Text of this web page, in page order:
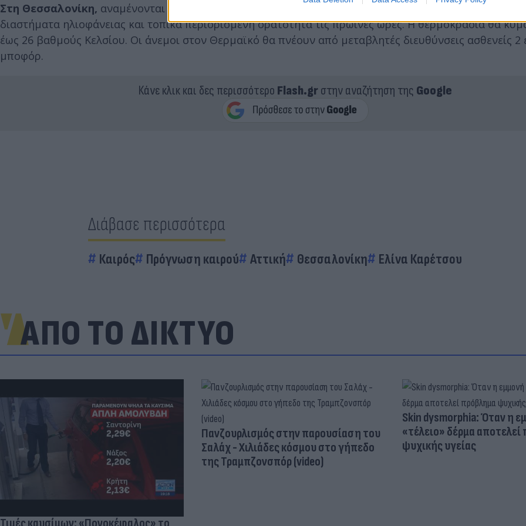
Στη Θεσσαλονίκη, αναμένονται λίγες τοπικές νεφώσεις πρόσκαιρα αυξημένες τις πρωινές ώρες, με
διαστήματα ηλιοφάνειας και τοπικά περιορισμένη ορατότητα τις πρωινές ώρες. Η θερμοκρασία θα
έως 26 βαθμούς Κελσίου. Οι άνεμοι στον Θερμαϊκό θα πνέουν από μεταβλητές διευθύνσεις ασθενείς 2
μποφόρ.
Κάνε κλικ και δες περισσότερο Flash.grστην αναζήτηση της Google
Διάβασε περισσότερα
Καιρός Πρόγνωση καιρού Αττική Θεσσαλονίκη Ελίνα Καρέτσου
ΑΠΟ ΤΟ ΔΙΚΤΥΟ
Πανζουρλισμός στην παρουσίαση του
Σαλάχ - Χιλιάδες κόσμου στο γήπεδο
της Τραμπζονσπόρ (video)
Skin dysmorphia: Όταν η
«τέλειο» δέρμα
ψυχικής υγείας